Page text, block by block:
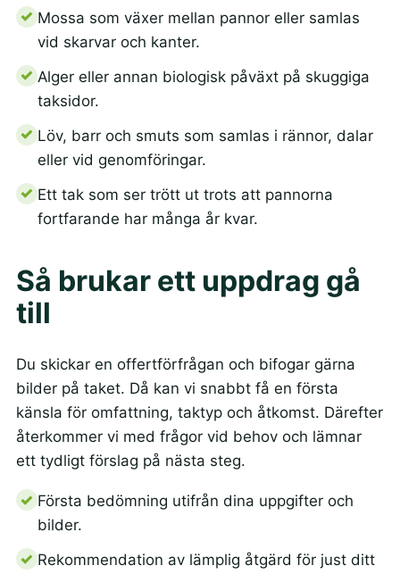
Mossa som växer mellan pannor eller samlas
vid skarvar och kanter.
Alger eller annan biologisk påväxt på skuggiga
taksidor.
Löv, barr och smuts som samlas i rännor, dalar
eller vid genomföringar.
Ett tak som ser trött ut trots att pannorna
fortfarande har många år kvar.
Så brukar ett uppdrag gå
till
Du skickar en offertförfrågan och bifogar gärna
bilder på taket. Då kan vi snabbt få en första
känsla för omfattning, taktyp och åtkomst. Därefter
återkommer vi med frågor vid behov och lämnar
ett tydligt förslag på nästa steg.
Första bedömning utifrån dina uppgifter och
bilder.
Rekommendation av lämplig åtgärd för just ditt